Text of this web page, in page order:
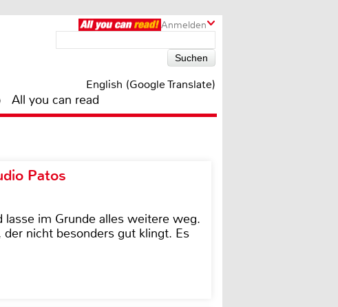
Anmelden
English (Google Translate)
All you can read
Patos
lasse im Grunde alles weitere weg.
nicht besonders gut klingt. Es